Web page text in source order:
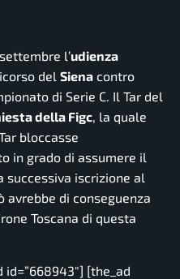
l’udienza
del Siena contro
di Serie C. Il Tar del
della Figc , la quale
bloccasse
in grado di assumere il
iscrizione al
avrebbe di conseguenza
Toscana di questa
id=”668943″] [the_ad